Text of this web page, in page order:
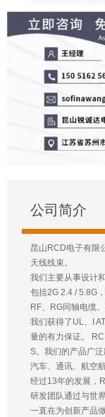
公司简介
昆山RCD电子有限
天线线束。
我们主要从事设计
包括2G 2.4 / 5.8G
RF、RG同轴电缆
我们获得了UL、I
量的有力保证。
S。我们的产品广
汽车、通讯、航空
经过13年的发展，
研发团队通过与世
一直在为创新产品